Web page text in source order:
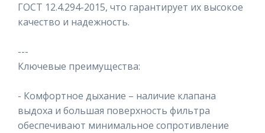
ГОСТ 12.4.294-2015, что гарантирует их высокое
качество и надежность.
---
Ключевые преимущества:
- Комфортное дыхание – наличие клапана
выдоха и большая поверхность фильтра
обеспечивают минимальное сопротивление